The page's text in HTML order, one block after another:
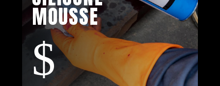
MOUSSE
$